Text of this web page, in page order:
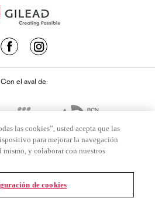
Con el aval de:
las cookies”, usted acepta que las
para mejorar la navegación
y colaborar con nuestros
de cookies